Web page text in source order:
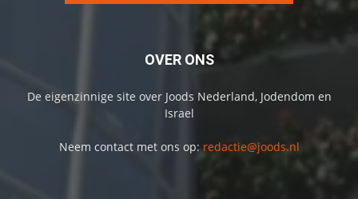
OVER ONS
De eigenzinnige site over Joods Nederland, Jodendom en
Israel
Neem contact met ons op: redactie@joods.nl